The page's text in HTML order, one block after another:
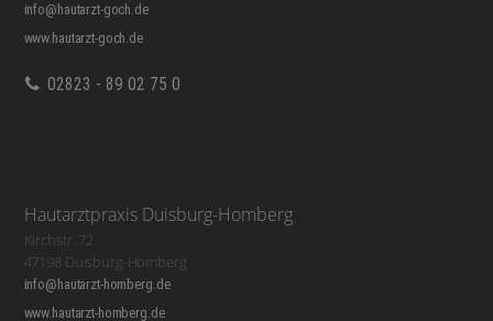
info@hautarzt-goch.de
www.hautarzt-goch.de
02823 - 89 02 75 0
Hautarztpraxis Duisburg-Homberg
Kirchstr. 72
47198 Duisburg-Homberg
info@hautarzt-homberg.de
www.hautarzt-homberg.de